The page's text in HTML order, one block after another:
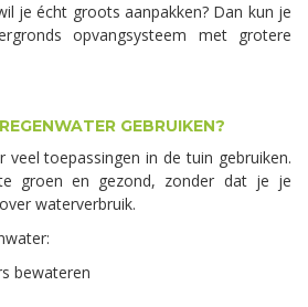
je écht groots aanpakken? Dan kun je
opvangsysteem met grotere
GEBRUIKEN?
veel toepassingen in de tuin gebruiken.
groen en gezond, zonder dat je je
waterverbruik.
bewateren